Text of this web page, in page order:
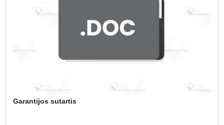
Garantijos sutartis